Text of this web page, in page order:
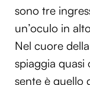
sono tre
un’oculo in
Nel cuore
spiaggia quasi
sente è quello